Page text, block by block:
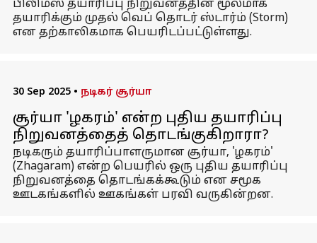
பிலிம்ஸ் தயாரிப்பு நிறுவனத்தின் மூலமாக
தயாரிக்கும் முதல் வெப் தொடர் ஸ்டார்ம் (Storm)
என தற்காலிகமாக பெயரிடப்பட்டுள்ளது.
30 Sep 2025 • நடிகர் சூர்யா
சூர்யா 'ழகரம்' என்ற புதிய தயாரிப்பு
நிறுவனத்தைத் தொடங்குகிறாரா?
நடிகரும் தயாரிப்பாளருமான சூர்யா, 'ழகரம்'
(Zhagaram) என்ற பெயரில் ஒரு புதிய தயாரிப்பு
நிறுவனத்தை தொடங்கக்கூடும் என சமூக
ஊடகங்களில் ஊகங்கள் பரவி வருகின்றன.